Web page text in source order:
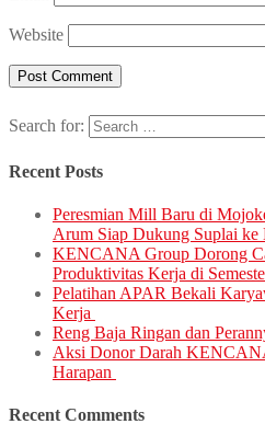
Website
Search for:
Recent Posts
Peresmian Mill Baru di
Arum Siap Dukung Suplai ke
KENCANA Group Dorong
Produktivitas Kerja di
Pelatihan APAR Bekali
Kerja
Reng Baja Ringan dan
Aksi Donor Darah
Harapan
Recent Comments